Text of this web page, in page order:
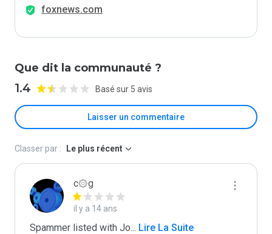
foxnews.com
Que dit la communauté ?
1.4 Basé sur 5 avis
Laisser un commentaire
Classer par : Le plus récent
c۞g
il y a 14 ans
Spammer listed with Jo... Lire La Suite